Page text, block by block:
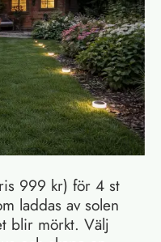
999 kr) för 4 st
laddas av solen
blir mörkt. Välj